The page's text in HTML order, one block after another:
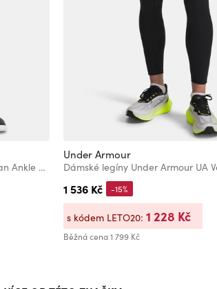
Dámské legíny Under Armour Meridian Ankle Leg
Under Armour
1 536 Kč
Běžná cena1 799 Kč
-15%
s kódem LETO20: 1 228 Kč